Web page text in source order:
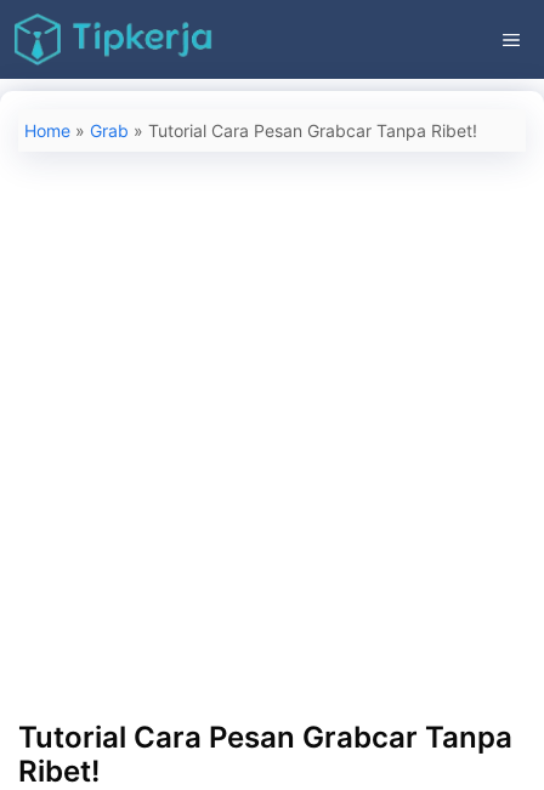
Langsung
ke
isi
Home » Grab » Tutorial Cara Pesan Grabcar Tanpa Ribet!
Tutorial Cara Pesan Grabcar Tanpa
Ribet!